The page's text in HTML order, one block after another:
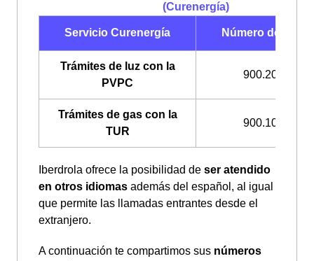
(Curenergía)
Servicio Curenergía Número de
Trámites de luz con la
PVPC
900.200.708
Trámites de gas con la
TUR
900.100.309
Iberdrola ofrece la posibilidad de ser atendido
en otros idiomas además del español, al igual
que permite las llamadas entrantes desde el
extranjero.
A continuación te compartimos sus números